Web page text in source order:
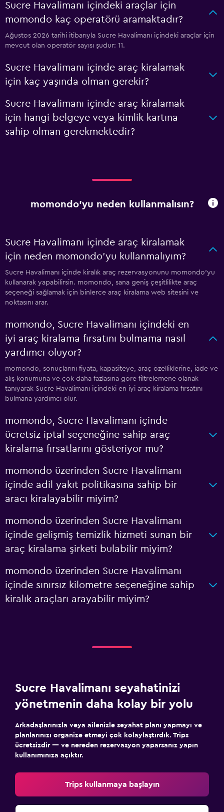
Sucre Havalimanı içindeki araçlar için
momondo kaç operatörü aramaktadır?
Ağustos 2026 tarihi itibarıyla Sucre Havalimanı içindeki araçlar için
mevcut olan operatör sayısı şudur: 11.
Sucre Havalimanı içinde araç kiralamak
için kaç yaşında olman gerekir?
Sucre Havalimanı içinde araç kiralamak
için hangi belgeye veya kimlik kartına
sahip olman gerekmektedir?
momondo'yu neden kullanmalısın?
Sucre Havalimanı içinde araç kiralamak
için neden momondo'yu kullanmalıyım?
Sucre Havalimanı içinde kiralık araç rezervasyonunu momondo'yu
kullanarak yapabilirsin. momondo, sana geniş çeşitlilikte araç
seçeneği sağlamak için binlerce araç kiralama web sitesini ve
noktasını arar.
momondo, Sucre Havalimanı içindeki en
iyi araç kiralama fırsatını bulmama nasıl
yardımcı oluyor?
momondo, sonuçlarını fiyata, kapasiteye, araç özelliklerine, iade ve
alış konumuna ve çok daha fazlasına göre filtrelemene olanak
tanıyarak Sucre Havalimanı içindeki en iyi araç kiralama fırsatını
bulmana yardımcı olur.
momondo, Sucre Havalimanı içinde
ücretsiz iptal seçeneğine sahip araç
kiralama fırsatlarını gösteriyor mu?
momondo üzerinden Sucre Havalimanı
içinde adil yakıt politikasına sahip bir
aracı kiralayabilir miyim?
momondo üzerinden Sucre Havalimanı
içinde gelişmiş temizlik hizmeti sunan bir
araç kiralama şirketi bulabilir miyim?
momondo üzerinden Sucre Havalimanı
içinde sınırsız kilometre seçeneğine sahip
kiralık araçları arayabilir miyim?
Sucre Havalimanı seyahatinizi
yönetmenin daha kolay bir yolu
Arkadaşlarınızla veya ailenizle seyahat planı yapmayı ve
planlarınızı organize etmeyi çok kolaylaştırdık. Trips
ücretsizdir — ve nereden rezervasyon yaparsanız yapın
kullanımınıza açıktır.
Trips kullanmaya başlayın